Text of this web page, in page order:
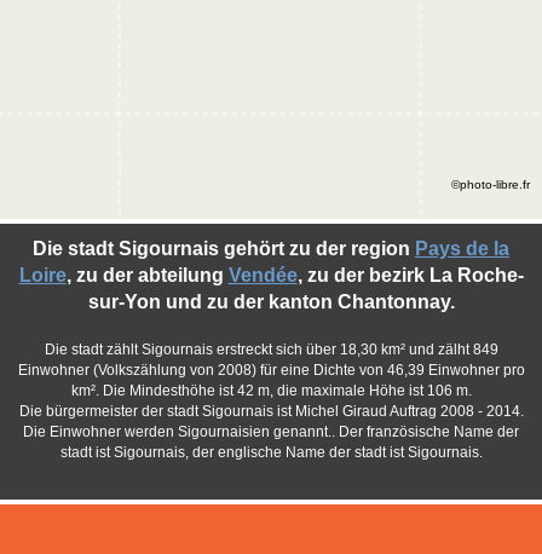
Die stadt Sigournais gehört zu der region Pays de la
Loire, zu der abteilung Vendée, zu der bezirk La Roche-
sur-Yon und zu der kanton Chantonnay.
Die stadt zählt Sigournais erstreckt sich über 18,30 km² und zälht 849
Einwohner (Volkszählung von 2008) für eine Dichte von 46,39 Einwohner pro
km². Die Mindesthöhe ist 42 m, die maximale Höhe ist 106 m.
Die bürgermeister der stadt Sigournais ist Michel Giraud Auftrag 2008 - 2014.
Die Einwohner werden Sigournaisien genannt.. Der französische Name der
stadt ist Sigournais, der englische Name der stadt ist Sigournais.
©photo-libre.fr